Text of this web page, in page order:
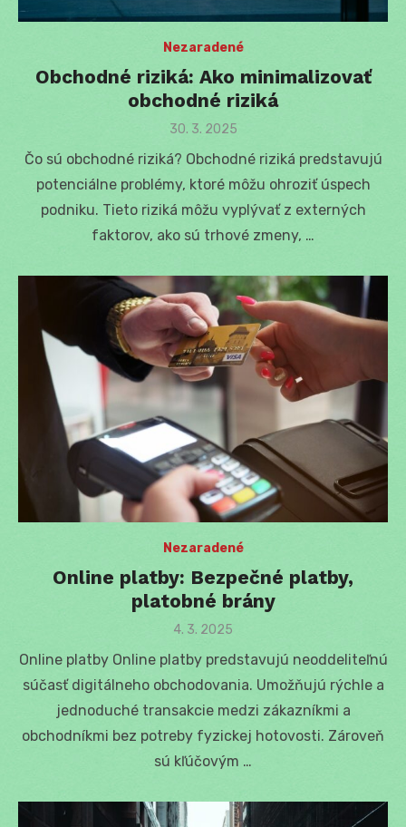
Nezaradené
Obchodné riziká: Ako minimalizovať
obchodné riziká
Posted
30. 3. 2025
Čo sú obchodné riziká? Obchodné riziká predstavujú
potenciálne problémy, ktoré môžu ohroziť úspech
podniku. Tieto riziká môžu vyplývať z externých
faktorov, ako sú trhové zmeny, …
Nezaradené
Online platby: Bezpečné platby,
platobné brány
Posted
4. 3. 2025
Online platby Online platby predstavujú neoddeliteľnú
súčasť digitálneho obchodovania. Umožňujú rýchle a
jednoduché transakcie medzi zákazníkmi a
obchodníkmi bez potreby fyzickej hotovosti. Zároveň
sú kľúčovým …